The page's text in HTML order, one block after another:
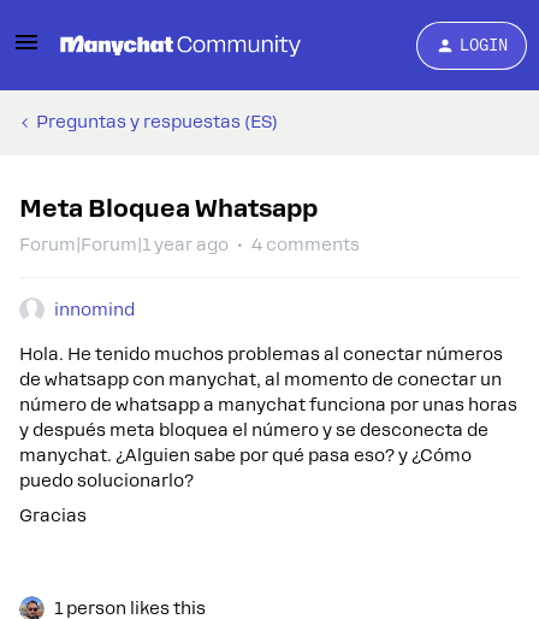
LOGIN
Preguntas y respuestas (ES)
Meta Bloquea Whatsapp
Forum|Forum|1 year ago 4 comments
innomind
Hola. He tenido muchos problemas al conectar números
de whatsapp con manychat, al momento de conectar un
número de whatsapp a manychat funciona por unas horas
y después meta bloquea el número y se desconecta de
manychat. ¿Alguien sabe por qué pasa eso? y ¿Cómo
puedo solucionarlo?
Gracias
1 person likes this